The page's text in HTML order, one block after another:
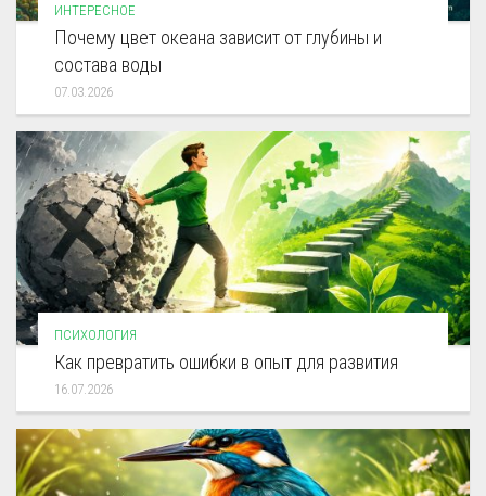
ИНТЕРЕСНОЕ
Почему цвет океана зависит от глубины и
состава воды
07.03.2026
ПСИХОЛОГИЯ
Как превратить ошибки в опыт для развития
16.07.2026